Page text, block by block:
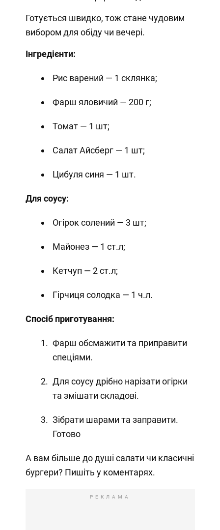
Готується швидко, тож стане чудовим
вибором для обіду чи вечері.
Інгредієнти:
Рис варений — 1 склянка;
Фарш яловичий — 200 г;
Томат — 1 шт;
Салат Айсберг — 1 шт;
Цибуля синя — 1 шт.
Для соусу:
Огірок солений — 3 шт;
Майонез — 1 ст.л;
Кетчуп — 2 ст.л;
Гірчиця солодка — 1 ч.л.
Спосіб приготування:
Фарш обсмажити та приправити
спеціями.
Для соусу дрібно нарізати огірки
та змішати складові.
Зібрати шарами та заправити.
Готово
А вам більше до душі салати чи класичні
бургери? Пишіть у коментарях.
РЕКЛАМА